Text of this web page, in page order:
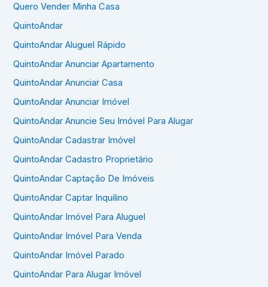
Quero Vender Minha Casa
QuintoAndar
QuintoAndar Aluguel Rápido
QuintoAndar Anunciar Apartamento
QuintoAndar Anunciar Casa
QuintoAndar Anunciar Imóvel
QuintoAndar Anuncie Seu Imóvel Para Alugar
QuintoAndar Cadastrar Imóvel
QuintoAndar Cadastro Proprietário
QuintoAndar Captação De Imóveis
QuintoAndar Captar Inquilino
QuintoAndar Imóvel Para Aluguel
QuintoAndar Imóvel Para Venda
QuintoAndar Imóvel Parado
QuintoAndar Para Alugar Imóvel